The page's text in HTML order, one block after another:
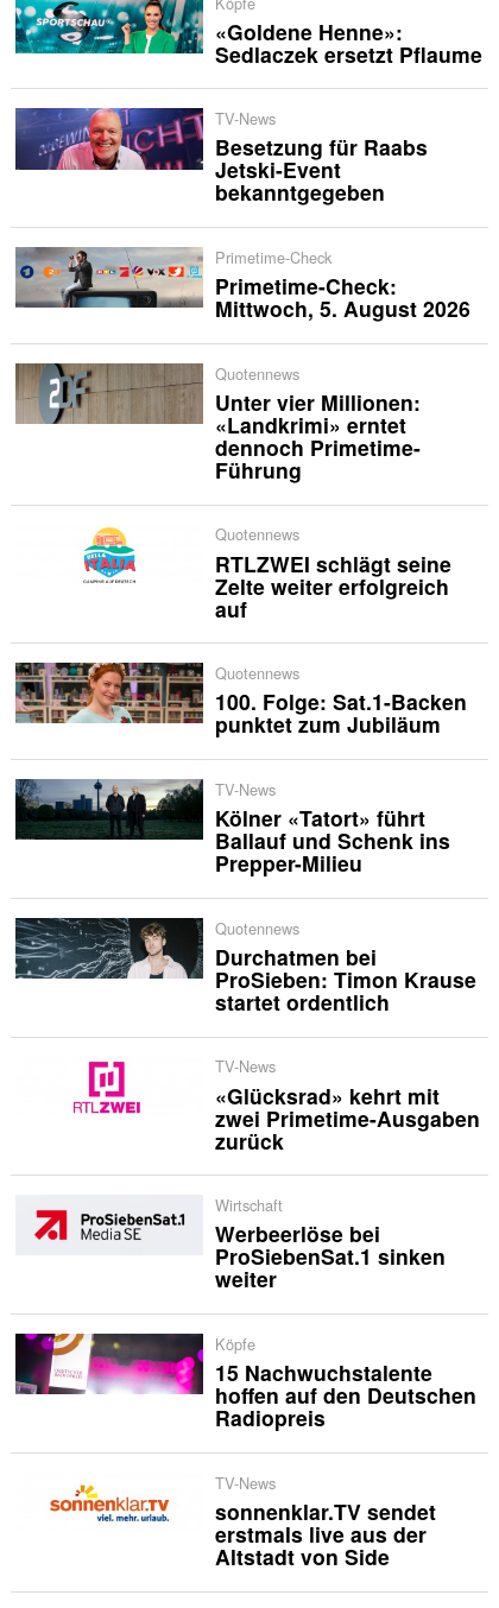
«Goldene Henne»:
Sedlaczek ersetzt Pflaume
TV-News
Besetzung für Raabs
Jetski-Event
bekanntgegeben
Primetime-Check
Primetime-Check:
Mittwoch, 5. August 2026
Quotennews
Unter vier Millionen:
«Landkrimi» erntet
dennoch Primetime-
Führung
Quotennews
RTLZWEI schlägt seine
Zelte weiter erfolgreich
auf
Quotennews
100. Folge: Sat.1-Backen
punktet zum Jubiläum
TV-News
Kölner «Tatort» führt
Ballauf und Schenk ins
Prepper-Milieu
Quotennews
Durchatmen bei
ProSieben: Timon Krause
startet ordentlich
TV-News
«Glücksrad» kehrt mit
zwei Primetime-Ausgaben
zurück
Wirtschaft
Werbeerlöse bei
ProSiebenSat.1 sinken
weiter
Köpfe
15 Nachwuchstalente
hoffen auf den Deutschen
Radiopreis
TV-News
sonnenklar.TV sendet
erstmals live aus der
Altstadt von Side